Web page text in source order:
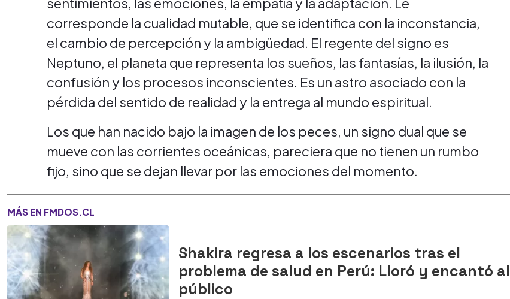
corresponde la cualidad mutable, que se identifica con la inconstancia,
el cambio de percepción y la ambigüedad. El regente del signo es
Neptuno, el planeta que representa los sueños, las fantasías, la ilusión, la
confusión y los procesos inconscientes. Es un astro asociado con la
pérdida del sentido de realidad y la entrega al mundo espiritual.
Los que han nacido bajo la imagen de los peces, un signo dual que se
mueve con las corrientes oceánicas, pareciera que no tienen un rumbo
fijo, sino que se dejan llevar por las emociones del momento.
MÁS EN FMDOS.CL
Shakira regresa a los escenarios tras el
problema de salud en Perú: Lloró y encantó al
público